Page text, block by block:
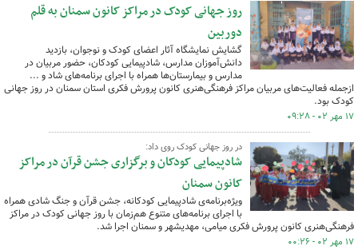
روز جهانی کودک در مراکز کانون سمنان به قلم
دوربین
گشایش نمایشگاه آثار اعضای کودک و نوجوان، بازدید
دانش‌آموزان مدارس، شادپیمایی کودکان، حضور مربیان در
مدارس و بیمارستان‌ها همراه با اجرای برنامه‌های شاد و ...
ازجمله فعالیت‌های مربیان مراکز فرهنگی‌هنری کانون پرورش فکری استان سمنان در روز جهانی
کودک بود.
۱۷ مهر ۰۲ - ۰۹:۲۸
در روز جهانی کودک روی داد:
شادپیمایی کودکان و برگزاری جشن قرآن در مراکز
کانون سمنان
ویژه‌برنامه‌ی شادپیمایی کودکانه، جشن قرآن و جنگ شادی همراه
با اجرای برنامه‌های متنوع هم‌زمان با روز جهانی کودک در مراکز
فرهنگی‌هنری کانون پرورش فکری میامی، مهدیشهر و سمنان اجرا شد.
۱۷ مهر ۰۲ - ۰۰:۲۶